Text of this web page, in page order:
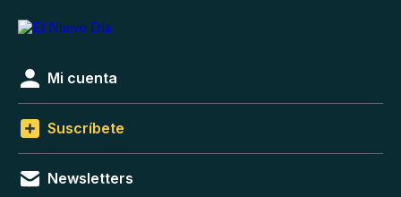
Mi cuenta
Suscríbete
Newsletters